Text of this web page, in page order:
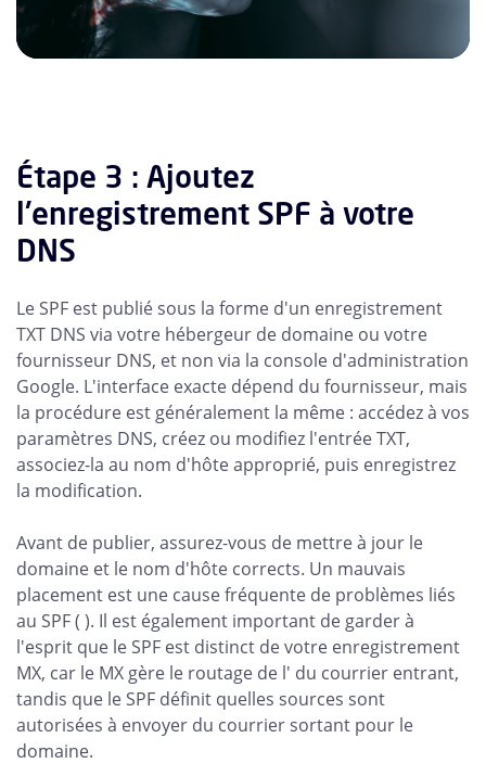
Étape 3 : Ajoutez
l'enregistrement SPF à votre
DNS
Le SPF est publié sous la forme d'un enregistrement
TXT DNS via votre hébergeur de domaine ou votre
fournisseur DNS, et non via la console d'administration
Google. L'interface exacte dépend du fournisseur, mais
la procédure est généralement la même : accédez à vos
paramètres DNS, créez ou modifiez l'entrée TXT,
associez-la au nom d'hôte approprié, puis enregistrez
la modification.
Avant de publier, assurez-vous de mettre à jour le
domaine et le nom d'hôte corrects. Un mauvais
placement est une cause fréquente de problèmes liés
au SPF ( ). Il est également important de garder à
l'esprit que le SPF est distinct de votre enregistrement
MX, car le MX gère le routage de l' du courrier entrant,
tandis que le SPF définit quelles sources sont
autorisées à envoyer du courrier sortant pour le
domaine.